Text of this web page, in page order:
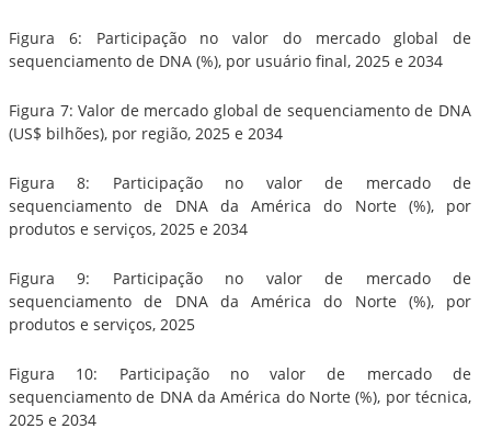
Figura 6: Participação no valor do mercado global de
sequenciamento de DNA (%), por usuário final, 2025 e 2034
Figura 7: Valor de mercado global de sequenciamento de DNA
(US$ bilhões), por região, 2025 e 2034
Figura 8: Participação no valor de mercado de
sequenciamento de DNA da América do Norte (%), por
produtos e serviços, 2025 e 2034
Figura 9: Participação no valor de mercado de
sequenciamento de DNA da América do Norte (%), por
produtos e serviços, 2025
Figura 10: Participação no valor de mercado de
sequenciamento de DNA da América do Norte (%), por técnica,
2025 e 2034